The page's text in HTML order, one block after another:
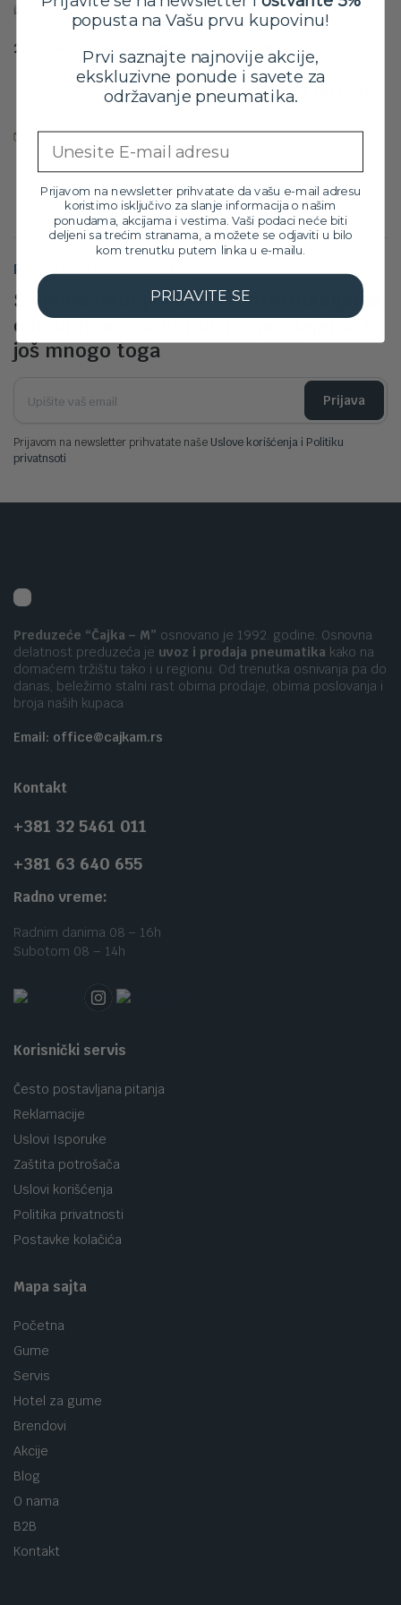
215/65 R16 GOODYEAR EFFIGRIP 2 SUV 98H
17,499.00
15,799.00
Na stanju
Prijavite se na newsletter
Šaljemo Vam poruke sa informacijama
o novim proizvodima, rasprodajama i
još mnogo toga
Prijava
Prijavom na newsletter prihvatate naše Uslove korišćenja i Politiku
privatnsoti
Preduzeće “Čajka – M” osnovano je 1992. godine. Osnovna
delatnost preduzeća je uvoz i prodaja pneumatika kako na
domaćem tržištu tako i u regionu. Od trenutka osnivanja pa do
danas, beležimo stalni rast obima prodaje, obima poslovanja i
broja naših kupaca
Email: office@cajkam.rs
Kontakt
+381 32 5461 011
+381 63 640 655
Radno vreme:
Radnim danima 08 – 16h
Subotom 08 – 14h
Korisnički servis
Često postavljana pitanja
Reklamacije
Uslovi Isporuke
Zaštita potrošača
Uslovi korišćenja
Politika privatnosti
Postavke kolačića
Mapa sajta
Početna
Gume
Servis
Hotel za gume
Brendovi
Akcije
Blog
O nama
B2B
Kontakt
popusta na Vašu prvu kupovinu!
Prvi saznajte najnovije akcije,
ekskluzivne ponude i savete za
održavanje pneumatika.
Prijavom na newsletter prihvatate da vašu e-mail adresu
koristimo isključivo za slanje informacija o našim
ponudama, akcijama i vestima. Vaši podaci neće biti
deljeni sa trećim stranama, a možete se odjaviti u bilo
kom trenutku putem linka u e-mailu.
PRIJAVITE SE